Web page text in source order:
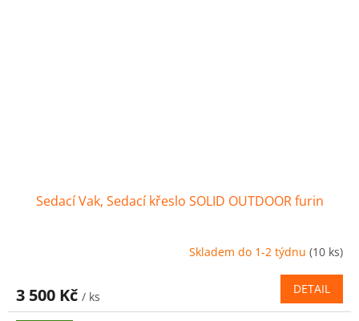
Sedací Vak, Sedací křeslo SOLID OUTDOOR furin
Skladem do 1-2 týdnu (10 ks)
3 500 Kč / ks
DETAIL